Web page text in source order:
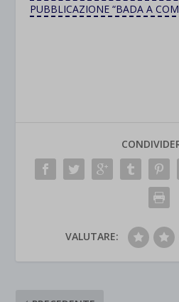
PUBBLICAZIONE “BADA A
VALUTARE: